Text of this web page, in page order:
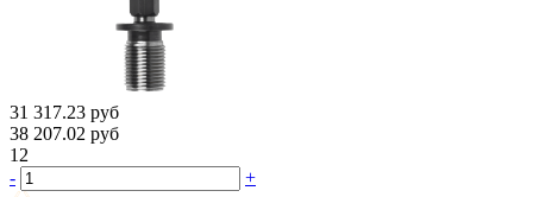
31 317.23 руб
38 207.02 руб
12
-
+